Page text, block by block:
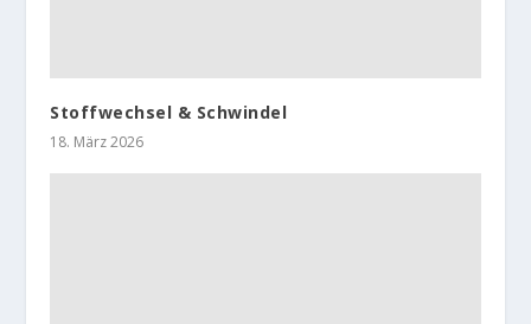
Stoffwechsel & Schwindel
18. März 2026